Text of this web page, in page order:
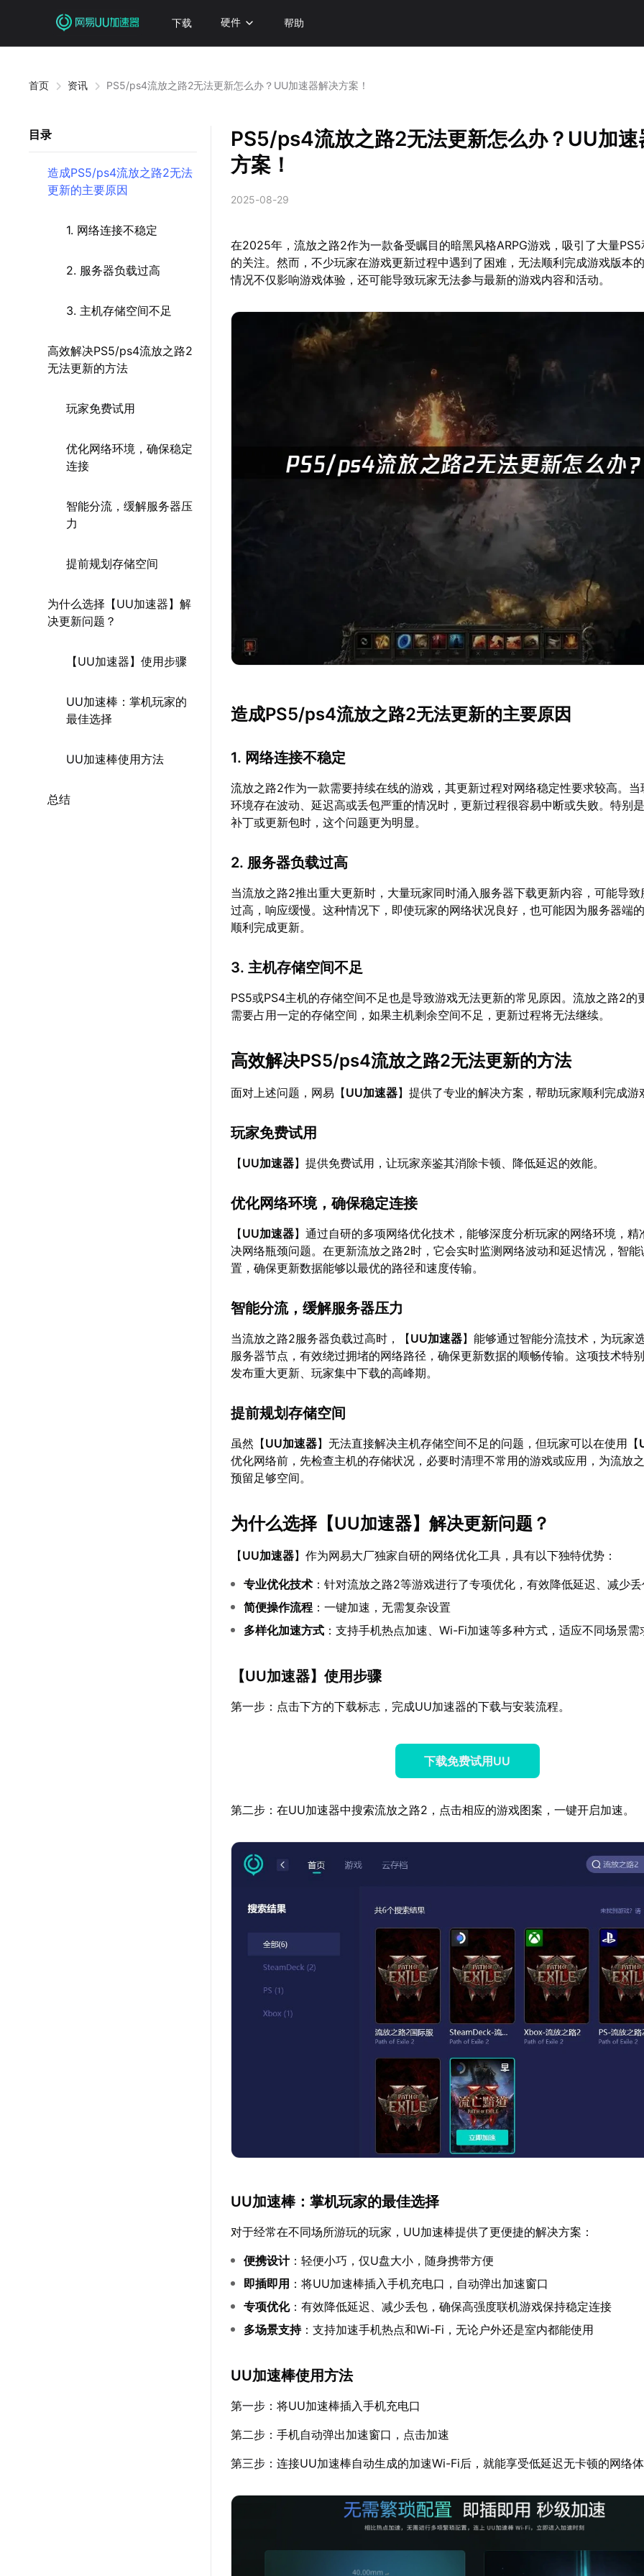
下载 硬件 帮助
首页 资讯 PS5/ps4流放之路2无法更新怎么办？UU加速器解决方案！
目录
造成PS5/ps4流放之路2无法
更新的主要原因
1. 网络连接不稳定
2. 服务器负载过高
3. 主机存储空间不足
高效解决PS5/ps4流放之路2
无法更新的方法
玩家免费试用
优化网络环境，确保稳定
连接
智能分流，缓解服务器压
力
提前规划存储空间
为什么选择【UU加速器】解
决更新问题？
【UU加速器】使用步骤
UU加速棒：掌机玩家的
最佳选择
UU加速棒使用方法
总结
PS5/ps4流放之路2无法更新怎么办？UU加速
方案！
2025-08-29
在2025年，流放之路2作为一款备受瞩目的暗黑风格ARPG游戏，吸引了大量
的关注。然而，不少玩家在游戏更新过程中遇到了困难，无法顺利完成游戏版本
情况不仅影响游戏体验，还可能导致玩家无法参与最新的游戏内容和活动。
造成PS5/ps4流放之路2无法更新的主要原因
1. 网络连接不稳定
流放之路2作为一款需要持续在线的游戏，其更新过程对网络稳定性要求较高。
环境存在波动、延迟高或丢包严重的情况时，更新过程很容易中断或失败。特别
补丁或更新包时，这个问题更为明显。
2. 服务器负载过高
当流放之路2推出重大更新时，大量玩家同时涌入服务器下载更新内容，可能导
过高，响应缓慢。这种情况下，即使玩家的网络状况良好，也可能因为服务器端
顺利完成更新。
3. 主机存储空间不足
PS5或PS4主机的存储空间不足也是导致游戏无法更新的常见原因。流放之路2的
需要占用一定的存储空间，如果主机剩余空间不足，更新过程将无法继续。
高效解决PS5/ps4流放之路2无法更新的方法
面对上述问题，网易【UU加速器】提供了专业的解决方案，帮助玩家顺利完成游
玩家免费试用
【UU加速器】提供免费试用，让玩家亲鉴其消除卡顿、降低延迟的效能。
优化网络环境，确保稳定连接
【UU加速器】通过自研的多项网络优化技术，能够深度分析玩家的网络环境，精
决网络瓶颈问题。在更新流放之路2时，它会实时监测网络波动和延迟情况，智
置，确保更新数据能够以最优的路径和速度传输。
智能分流，缓解服务器压力
当流放之路2服务器负载过高时，【UU加速器】能够通过智能分流技术，为玩家
服务器节点，有效绕过拥堵的网络路径，确保更新数据的顺畅传输。这项技术特
发布重大更新、玩家集中下载的高峰期。
提前规划存储空间
虽然【UU加速器】无法直接解决主机存储空间不足的问题，但玩家可以在使用【
优化网络前，先检查主机的存储状况，必要时清理不常用的游戏或应用，为流放
预留足够空间。
为什么选择【UU加速器】解决更新问题？
【UU加速器】作为网易大厂独家自研的网络优化工具，具有以下独特优势：
专业优化技术 ：针对流放之路2等游戏进行了专项优化，有效降低延迟、减少
简便操作流程 ：一键加速，无需复杂设置
多样化加速方式 ：支持手机热点加速、Wi-Fi加速等多种方式，适应不同场景需
【UU加速器】使用步骤
第一步：点击下方的下载标志，完成UU加速器的下载与安装流程。
下载免费试用UU
第二步：在UU加速器中搜索流放之路2，点击相应的游戏图案，一键开启加速。
UU加速棒：掌机玩家的最佳选择
对于经常在不同场所游玩的玩家，UU加速棒提供了更便捷的解决方案：
便携设计：轻便小巧，仅U盘大小，随身携带方便
即插即用 ：将UU加速棒插入手机充电口，自动弹出加速窗口
专项优化：有效降低延迟、减少丢包，确保高强度联机游戏保持稳定连接
多场景支持：支持加速手机热点和Wi-Fi，无论户外还是室内都能使用
UU加速棒使用方法
第一步：将UU加速棒插入手机充电口
第二步：手机自动弹出加速窗口，点击加速
第三步：连接UU加速棒自动生成的加速Wi-Fi后，就能享受低延迟无卡顿的网络